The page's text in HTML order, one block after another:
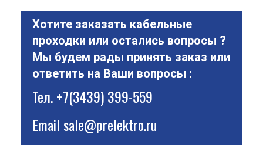
Хотите заказать кабельные
проходки или остались вопросы ?
Мы будем рады принять заказ или
ответить на Ваши вопросы :
Тел.+7(3439) 399-559
Emailsale@prelektro.ru